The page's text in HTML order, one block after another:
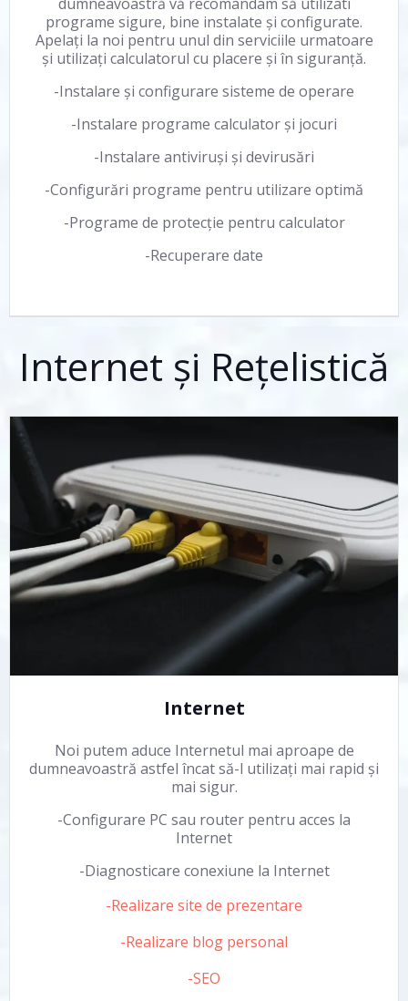
programe sigure, bine instalate și configurate.
Apelați la noi pentru unul din serviciile urmatoare
și utilizați calculatorul cu placere și în siguranță.
-Instalare și configurare sisteme de operare
-Instalare programe calculator și jocuri
-Instalare antiviruși și devirusări
-Configurări programe pentru utilizare optimă
-Programe de protecție pentru calculator
-Recuperare date
Internet și Rețelistică
Internet
Noi putem aduce Internetul mai aproape de
dumneavoastră astfel încat să-l utilizați mai rapid și
mai sigur.
-Configurare PC sau router pentru acces la
Internet
-Diagnosticare conexiune la Internet
-Realizare site de prezentare
-Realizare blog personal
-SEO